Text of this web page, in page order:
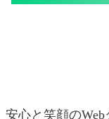
安心と笑顔のWeb